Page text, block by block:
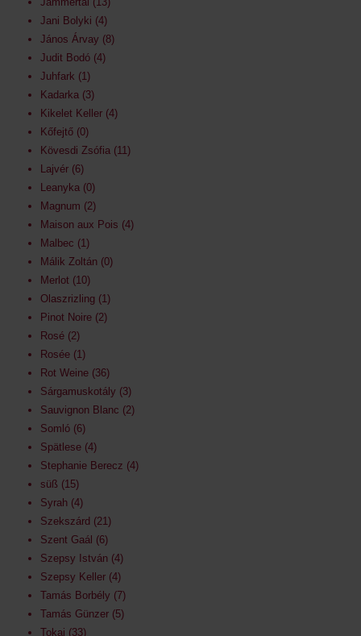
Jani Bolyki 4
János Árvay 8
Judit Bodó 4
Juhfark 1
Kadarka 3
Kikelet Keller 4
Kőfejtő 0
Kövesdi Zsófia 11
Lajvér 6
Leanyka 0
Magnum 2
Maison aux Pois 4
Malbec 1
Málik Zoltán 0
Merlot 10
Olaszrizling 1
Pinot Noire 2
Rosé 2
Rosée 1
Rot Weine 36
Sárgamuskotály 3
Sauvignon Blanc 2
Somló 6
Spätlese 4
Stephanie Berecz 4
süß 15
Syrah 4
Szekszárd 21
Szent Gaál 6
Szepsy István 4
Szepsy Keller 4
Tamás Borbély 7
Tamás Günzer 5
Tokaj 33